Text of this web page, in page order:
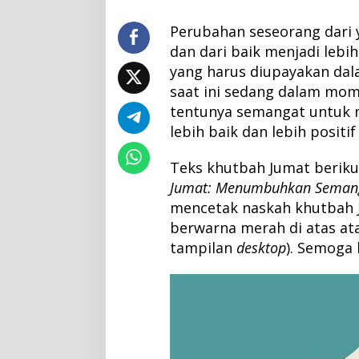
a
n
g
a
t
B
r
u
d
h
Perubahan seseorang
dan dari baik menjadi
yang harus diupayakan
saat ini sedang dalam
tentunya semangat untuk
lebih baik dan lebih
Teks khutbah Jumat
Jumat: Menumbuhkan
mencetak naskah
berwarna merah di atas
tampilan desktop).